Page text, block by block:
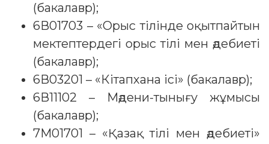
(бакалавр);
6В01703 – «Орыс тілінде оқытпайтын
мектептердегі орыс тілі мен әдебиеті
(бакалавр);
6В03201 – «Кітапхана ісі» (бакалавр);
6В11102 – Мәдени-тынығу жұмысы
(бакалавр);
7М01701 – «Қазақ тілі мен әдебиеті»